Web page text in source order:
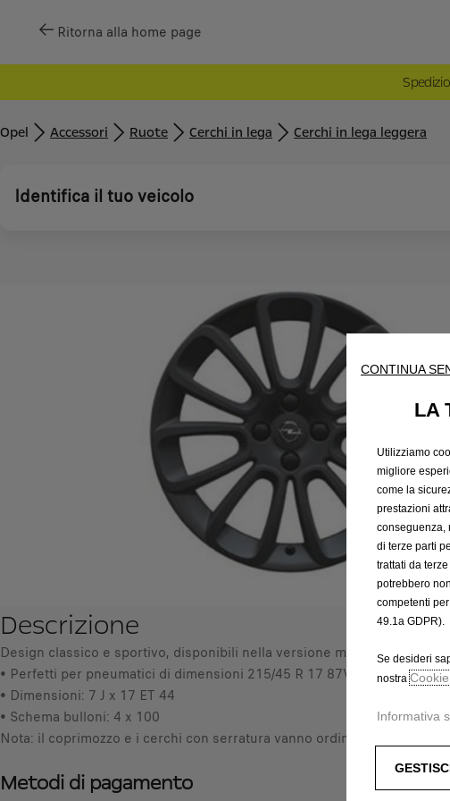
Ritorna alla home page
Opel Accessori Ruote Cerchi in lega Cerchi in lega leggera
Identifica il tuo veicolo
Descrizione
Design classico e sportivo, disponibili nella versione monocromatica in
• Perfetti per pneumatici di dimensioni 215/45 R 17 87V
• Dimensioni: 7 J x 17 ET 44
• Schema bulloni: 4 x 100
Nota: il coprimozzo e i cerchi con serratura vanno ordinati a parte.
Metodi di pagamento
CONTINUA
LA
Utilizziamo
migliore
come la
prestazioni
conseguenza,
di terze parti
trattati da
potrebbero
competenti
49.1a GDPR).
Se desideri
nostra
Informativa